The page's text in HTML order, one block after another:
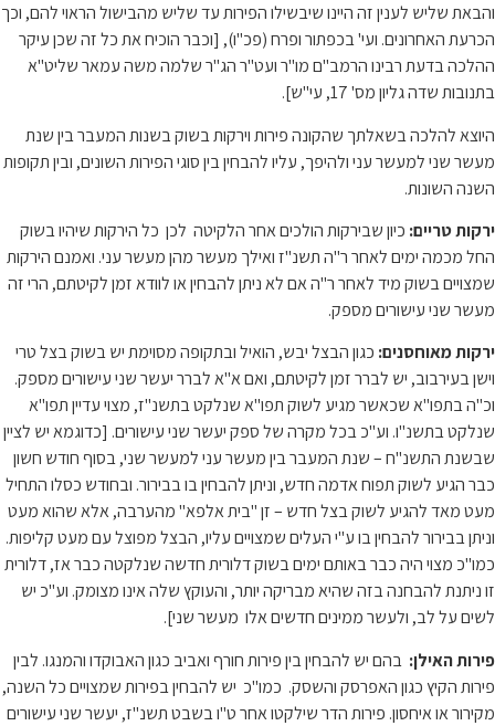
והבאת שליש לענין זה היינו שיבשילו הפירות עד שליש מהבישול הראוי להם, וכך
הכרעת האחרונים. ועי' בכפתור ופרח (פכ"ו), [וכבר הוכיח את כל זה שכן עיקר
ההלכה בדעת רבינו הרמב"ם מו"ר ועט"ר הג"ר שלמה משה עמאר שליט"א
בתנובות שדה גליון מס' 17, עי"ש].
היוצא להלכה בשאלתך שהקונה פירות וירקות בשוק בשנות המעבר בין שנת
מעשר שני למעשר עני ולהיפך, עליו להבחין בין סוגי הפירות השונים, ובין תקופות
השנה השונות.
ירקות טריים: כיון שבירקות הולכים אחר הלקיטה לכן כל הירקות שיהיו בשוק
החל מכמה ימים לאחר ר"ה תשנ"ז ואילך מעשר מהן מעשר עני. ואמנם הירקות
שמצויים בשוק מיד לאחר ר"ה אם לא ניתן להבחין או לוודא זמן לקיטתם, הרי זה
מעשר שני עישורים מספק.
ירקות מאוחסנים: כגון הבצל יבש, הואיל ובתקופה מסוימת יש בשוק בצל טרי
וישן בעירבוב, יש לברר זמן לקיטתם, ואם א"א לברר יעשר שני עישורים מספק.
וכ"ה בתפו"א שכאשר מגיע לשוק תפו"א שנלקט בתשנ"ז, מצוי עדיין תפו"א
שנלקט בתשנ"ו. וע"כ בכל מקרה של ספק יעשר שני עישורים. [כדוגמא יש לציין
שבשנת התשנ"ח – שנת המעבר בין מעשר עני למעשר שני, בסוף חודש חשון
כבר הגיע לשוק תפוח אדמה חדש, וניתן להבחין בו בבירור. ובחודש כסלו התחיל
מעט מאד להגיע לשוק בצל חדש – זן "בית אלפא" מהערבה, אלא שהוא מעט
וניתן בבירור להבחין בו ע"י העלים שמצויים עליו, הבצל מפוצל עם מעט קליפות.
כמו"כ מצוי היה כבר באותם ימים בשוק דלורית חדשה שנלקטה כבר אז, דלורית
זו ניתנת להבחנה בזה שהיא מבריקה יותר, והעוקץ שלה אינו מצומק. וע"כ יש
לשים על לב, ולעשר ממינים חדשים אלו מעשר שני].
פירות האילן: בהם יש להבחין בין פירות חורף ואביב כגון האבוקדו והמנגו. לבין
פירות הקיץ כגון האפרסק והשסק. כמו"כ יש להבחין בפירות שמצויים כל השנה,
מקירור או איחסון. פירות הדר שילקטו אחר ט"ו בשבט תשנ"ז, יעשר שני עישורים